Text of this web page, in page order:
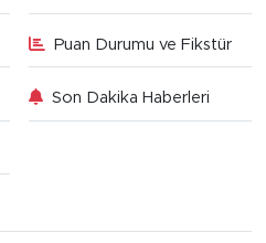
Puan Durumu ve Fikstür
Son Dakika Haberleri